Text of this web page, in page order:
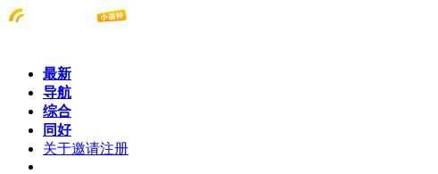
最新
导航
综合
同好
关于邀请注册